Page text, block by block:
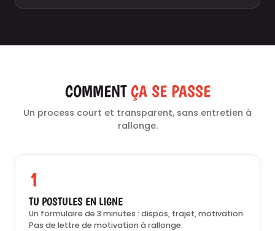
COMMENTÇA SE PASSE
Un process court et transparent, sans entretien à
rallonge.
1
TU POSTULES EN LIGNE
Un formulaire de 3 minutes : dispos, trajet, motivation.
Pas de lettre de motivation à rallonge.